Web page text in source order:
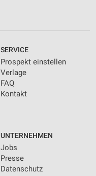
SERVICE
Prospekt einstellen
Verlage
FAQ
Kontakt
UNTERNEHMEN
Jobs
Presse
Datenschutz